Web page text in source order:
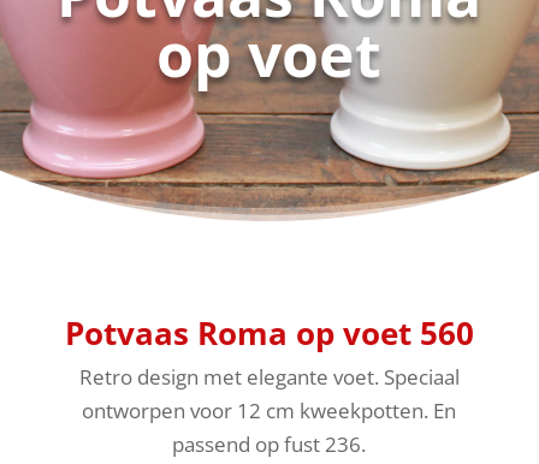
op voet
Potvaas Roma op voet 560
Retro design met elegante voet. Speciaal
ontworpen voor 12 cm kweekpotten. En
passend op fust 236.